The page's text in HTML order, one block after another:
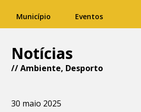
Município Eventos
Notícias
//Ambiente, Desporto
30 maio 2025